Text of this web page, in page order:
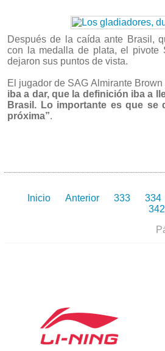
Después de la caída ante Brasil,
con la medalla de plata, el pivote
dejaron sus puntos de vista.
El jugador de SAG Almirante
iba a dar, que la definición iba a
Brasil. Lo importante es que
próxima”.
Inicio Anterior 333 334
342